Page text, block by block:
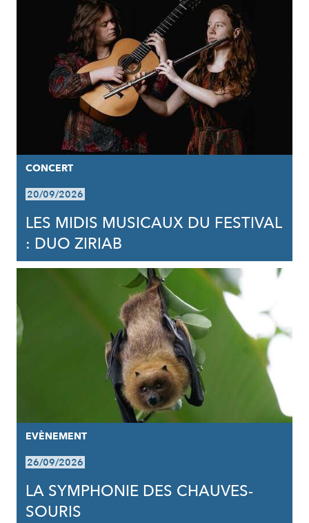
CONCERT
20/09/2026
LES MIDIS MUSICAUX DU FESTIVAL
: DUO ZIRIAB
EVÈNEMENT
26/09/2026
LA SYMPHONIE DES CHAUVES-
SOURIS